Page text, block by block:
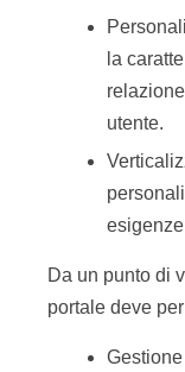
la
utente.
Da un punto di
portale deve